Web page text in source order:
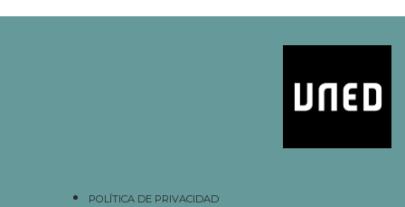
POLÍTICA DE PRIVACIDAD